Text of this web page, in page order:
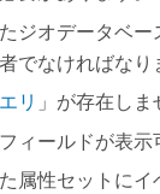
ジオデータベー
でなければなり
リ 」が存在しま
ィールドが表示
属性セットにイ